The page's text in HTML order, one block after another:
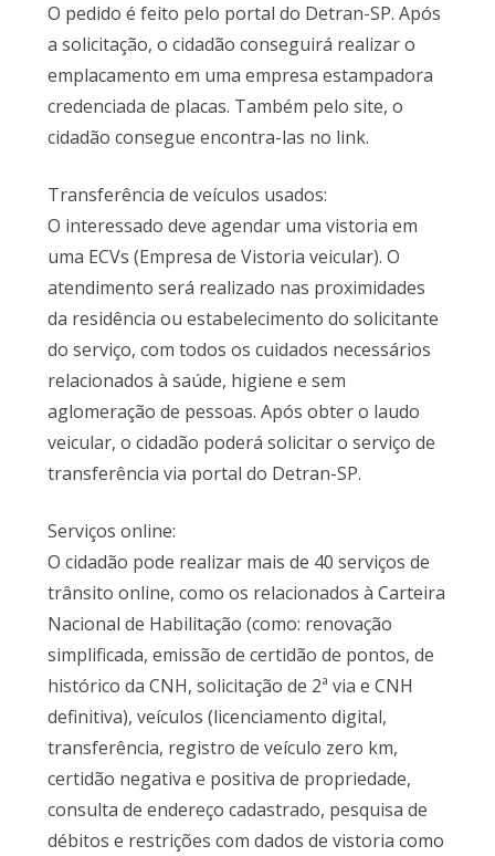
O pedido é feito pelo portal do Detran-SP. Após
a solicitação, o cidadão conseguirá realizar o
emplacamento em uma empresa estampadora
credenciada de placas. Também pelo site, o
cidadão consegue encontra-las no link.
Transferência de veículos usados:
O interessado deve agendar uma vistoria em
uma ECVs (Empresa de Vistoria veicular). O
atendimento será realizado nas proximidades
da residência ou estabelecimento do solicitante
do serviço, com todos os cuidados necessários
relacionados à saúde, higiene e sem
aglomeração de pessoas. Após obter o laudo
veicular, o cidadão poderá solicitar o serviço de
transferência via portal do Detran-SP.
Serviços online:
O cidadão pode realizar mais de 40 serviços de
trânsito online, como os relacionados à Carteira
Nacional de Habilitação (como: renovação
simplificada, emissão de certidão de pontos, de
histórico da CNH, solicitação de 2ª via e CNH
definitiva), veículos (licenciamento digital,
transferência, registro de veículo zero km,
certidão negativa e positiva de propriedade,
consulta de endereço cadastrado, pesquisa de
débitos e restrições com dados de vistoria como